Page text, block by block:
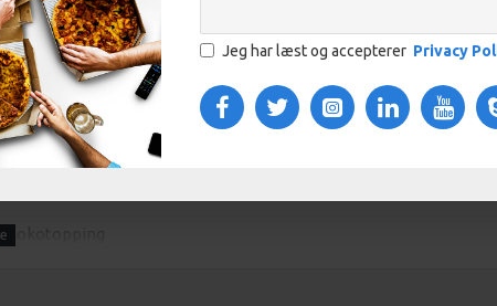
Jeg har læst og accepterer Privacy
Burger Menu med hakket oksekød, bacon, cheddarost, tomat, salat, rødløg, pickles, trøffelmayo og
109,00